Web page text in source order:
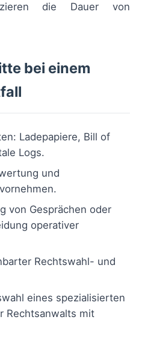
die Dauer von
bei einem
Ladepapiere, Bill of
Logs.
und
von Gesprächen oder
operativer
Rechtswahl- und
eines spezialisierten
Rechtsanwalts mit